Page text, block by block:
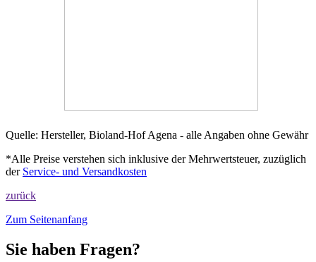
Quelle: Hersteller, Bioland-Hof Agena - alle Angaben ohne Gewähr
*Alle Preise verstehen sich inklusive der Mehrwertsteuer, zuzüglich
der Service- und Versandkosten
zurück
Zum Seitenanfang
Sie haben Fragen?